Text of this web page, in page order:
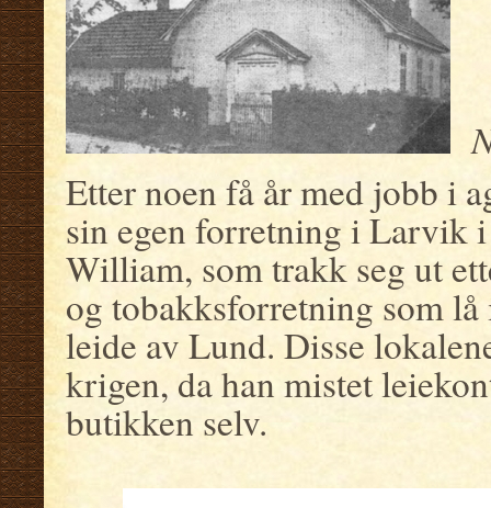
Etter noen få år med jobb i
sin egen forretning i Larvik
William, som trakk seg ut
og tobakksforretning som
leide av Lund. Disse
krigen, da han mistet
butikken selv.